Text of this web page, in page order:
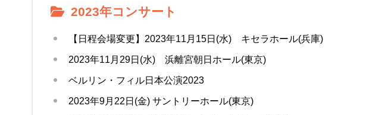
2023年コンサート
【日程会場変更】2023年11月15日(水) キセラホール(兵庫)
2023年11月29日(水) 浜離宮朝日ホール(東京)
ベルリン・フィル日本公演2023
2023年9月22日(金) サントリーホール(東京)